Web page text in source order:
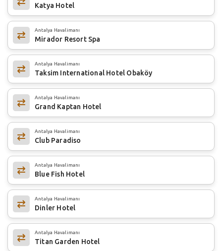
Katya Hotel
Antalya Havalimanı
Mirador Resort Spa
Antalya Havalimanı
Taksim International Hotel Obaköy
Antalya Havalimanı
Grand Kaptan Hotel
Antalya Havalimanı
Club Paradiso
Antalya Havalimanı
Blue Fish Hotel
Antalya Havalimanı
Dinler Hotel
Antalya Havalimanı
Titan Garden Hotel